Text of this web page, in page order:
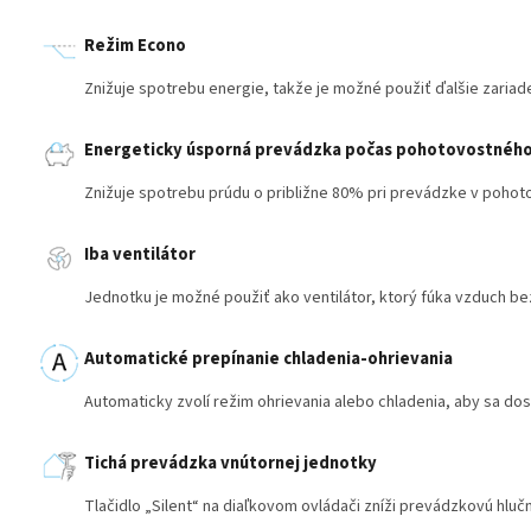
Režim Econo
Znižuje spotrebu energie, takže je možné použiť ďalšie
Energeticky úsporná prevádzka počas
Znižuje spotrebu prúdu o približne 80% pri prevádzke v
Iba ventilátor
Jednotku je možné použiť ako ventilátor, ktorý fúka vzduch
Automatické prepínanie chladenia-ohrievania
Automaticky zvolí režim ohrievania alebo chladenia, aby sa
Tichá prevádzka vnútornej jednotky
Tlačidlo „Silent“ na diaľkovom ovládači zníži prevádzkovú